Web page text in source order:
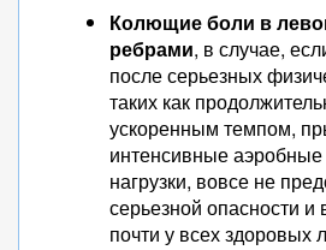
Колющие боли в
ребрами, в случае,
после серьезных
таких как
ускоренным темпом,
интенсивные
нагрузки, вовсе не
серьезной опасности и
почти у всех